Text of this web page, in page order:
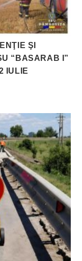
ŞI
“BASARAB I”
IULIE